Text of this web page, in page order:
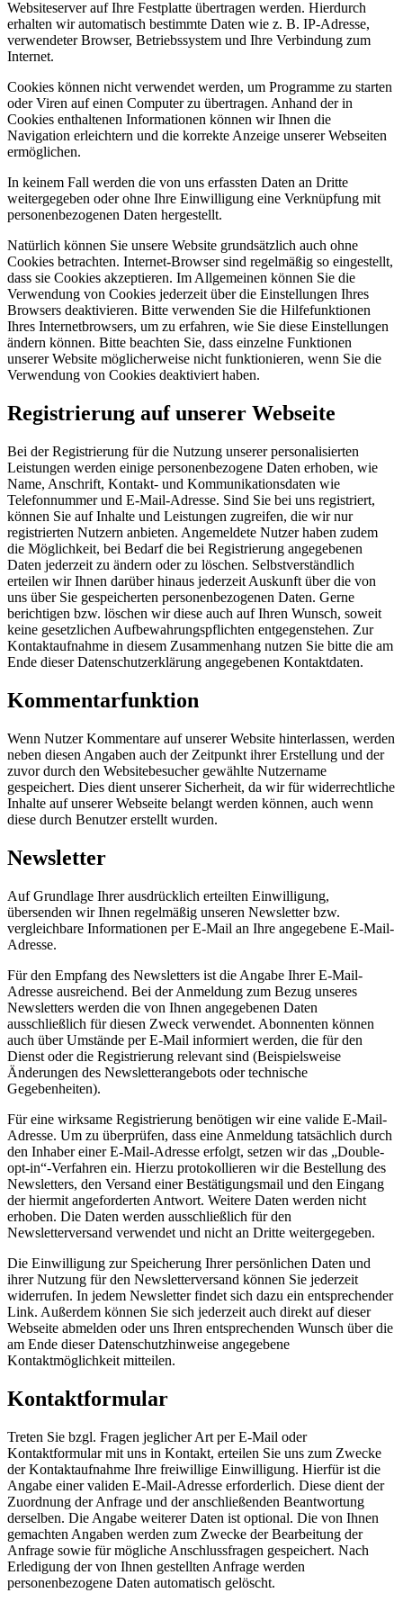
Websiteserver auf Ihre Festplatte übertragen werden. Hierdurch
erhalten wir automatisch bestimmte Daten wie z. B. IP-Adresse,
verwendeter Browser, Betriebssystem und Ihre Verbindung zum
Internet.
Cookies können nicht verwendet werden, um Programme zu starten
oder Viren auf einen Computer zu übertragen. Anhand der in
Cookies enthaltenen Informationen können wir Ihnen die
Navigation erleichtern und die korrekte Anzeige unserer Webseiten
ermöglichen.
In keinem Fall werden die von uns erfassten Daten an Dritte
weitergegeben oder ohne Ihre Einwilligung eine Verknüpfung mit
personenbezogenen Daten hergestellt.
Natürlich können Sie unsere Website grundsätzlich auch ohne
Cookies betrachten. Internet-Browser sind regelmäßig so eingestellt,
dass sie Cookies akzeptieren. Im Allgemeinen können Sie die
Verwendung von Cookies jederzeit über die Einstellungen Ihres
Browsers deaktivieren. Bitte verwenden Sie die Hilfefunktionen
Ihres Internetbrowsers, um zu erfahren, wie Sie diese Einstellungen
ändern können. Bitte beachten Sie, dass einzelne Funktionen
unserer Website möglicherweise nicht funktionieren, wenn Sie die
Verwendung von Cookies deaktiviert haben.
Registrierung auf unserer Webseite
Bei der Registrierung für die Nutzung unserer personalisierten
Leistungen werden einige personenbezogene Daten erhoben, wie
Name, Anschrift, Kontakt- und Kommunikationsdaten wie
Telefonnummer und E-Mail-Adresse. Sind Sie bei uns registriert,
können Sie auf Inhalte und Leistungen zugreifen, die wir nur
registrierten Nutzern anbieten. Angemeldete Nutzer haben zudem
die Möglichkeit, bei Bedarf die bei Registrierung angegebenen
Daten jederzeit zu ändern oder zu löschen. Selbstverständlich
erteilen wir Ihnen darüber hinaus jederzeit Auskunft über die von
uns über Sie gespeicherten personenbezogenen Daten. Gerne
berichtigen bzw. löschen wir diese auch auf Ihren Wunsch, soweit
keine gesetzlichen Aufbewahrungspflichten entgegenstehen. Zur
Kontaktaufnahme in diesem Zusammenhang nutzen Sie bitte die am
Ende dieser Datenschutzerklärung angegebenen Kontaktdaten.
Kommentarfunktion
Wenn Nutzer Kommentare auf unserer Website hinterlassen, werden
neben diesen Angaben auch der Zeitpunkt ihrer Erstellung und der
zuvor durch den Websitebesucher gewählte Nutzername
gespeichert. Dies dient unserer Sicherheit, da wir für widerrechtliche
Inhalte auf unserer Webseite belangt werden können, auch wenn
diese durch Benutzer erstellt wurden.
Newsletter
Auf Grundlage Ihrer ausdrücklich erteilten Einwilligung,
übersenden wir Ihnen regelmäßig unseren Newsletter bzw.
vergleichbare Informationen per E-Mail an Ihre angegebene E-Mail-
Adresse.
Für den Empfang des Newsletters ist die Angabe Ihrer E-Mail-
Adresse ausreichend. Bei der Anmeldung zum Bezug unseres
Newsletters werden die von Ihnen angegebenen Daten
ausschließlich für diesen Zweck verwendet. Abonnenten können
auch über Umstände per E-Mail informiert werden, die für den
Dienst oder die Registrierung relevant sind (Beispielsweise
Änderungen des Newsletterangebots oder technische
Gegebenheiten).
Für eine wirksame Registrierung benötigen wir eine valide E-Mail-
Adresse. Um zu überprüfen, dass eine Anmeldung tatsächlich durch
den Inhaber einer E-Mail-Adresse erfolgt, setzen wir das „Double-
opt-in“-Verfahren ein. Hierzu protokollieren wir die Bestellung des
Newsletters, den Versand einer Bestätigungsmail und den Eingang
der hiermit angeforderten Antwort. Weitere Daten werden nicht
erhoben. Die Daten werden ausschließlich für den
Newsletterversand verwendet und nicht an Dritte weitergegeben.
Die Einwilligung zur Speicherung Ihrer persönlichen Daten und
ihrer Nutzung für den Newsletterversand können Sie jederzeit
widerrufen. In jedem Newsletter findet sich dazu ein entsprechender
Link. Außerdem können Sie sich jederzeit auch direkt auf dieser
Webseite abmelden oder uns Ihren entsprechenden Wunsch über die
am Ende dieser Datenschutzhinweise angegebene
Kontaktmöglichkeit mitteilen.
Kontaktformular
Treten Sie bzgl. Fragen jeglicher Art per E-Mail oder
Kontaktformular mit uns in Kontakt, erteilen Sie uns zum Zwecke
der Kontaktaufnahme Ihre freiwillige Einwilligung. Hierfür ist die
Angabe einer validen E-Mail-Adresse erforderlich. Diese dient der
Zuordnung der Anfrage und der anschließenden Beantwortung
derselben. Die Angabe weiterer Daten ist optional. Die von Ihnen
gemachten Angaben werden zum Zwecke der Bearbeitung der
Anfrage sowie für mögliche Anschlussfragen gespeichert. Nach
Erledigung der von Ihnen gestellten Anfrage werden
personenbezogene Daten automatisch gelöscht.